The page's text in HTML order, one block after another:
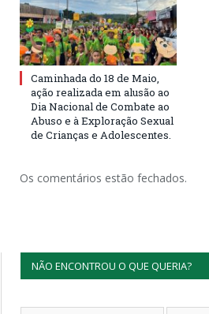
Caminhada do 18 de Maio,
ação realizada em alusão ao
Dia Nacional de Combate ao
Abuso e à Exploração Sexual
de Crianças e Adolescentes.
Os comentários estão fechados.
NÃO ENCONTROU O QUE QUERIA?